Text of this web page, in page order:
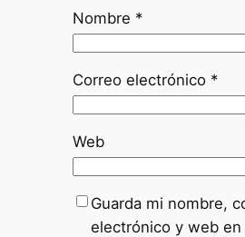
Nombre *
Correo electrónico *
Web
Guarda mi nombre,
electrónico y web en